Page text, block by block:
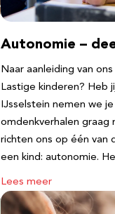
Autonomie –
Naar aanleiding van
Lastige kinderen? Heb
IJsselstein nemen we
omdenkverhalen graag
richten ons op één van
een kind: autonomie.
Lees meer